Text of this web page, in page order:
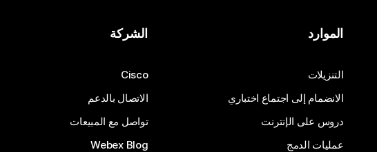
الموارد
التنزيلات
الانضمام إلى اجتماع اختباري
دروس على الإنترنت
عمليات الدمج
الشركة
Cisco
الاتصال بالدعم
تواصل مع المبيعات
Webex Blog